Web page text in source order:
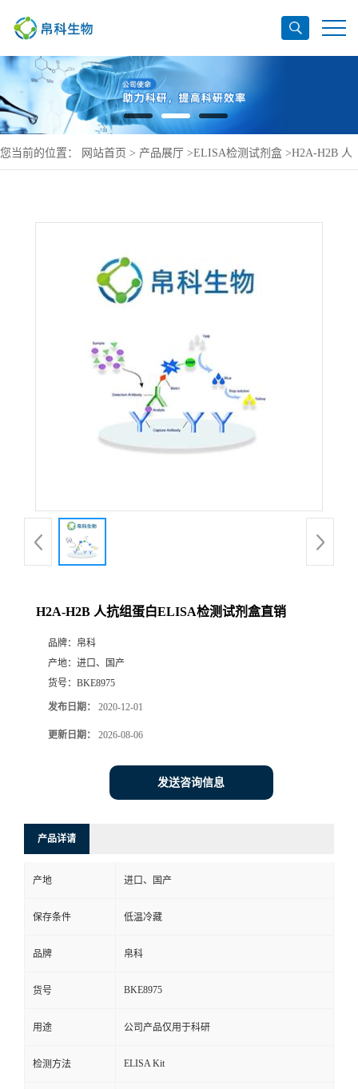
您当前的位置： 网站首页 > 产品展厅 >ELISA检测试剂盒 >H2A-H2B 人
H2A-H2B 人抗组蛋白ELISA检测试剂盒直销
品牌： 帛科
产地： 进口、国产
货号： BKE8975
发布日期： 2020-12-01
更新日期： 2026-08-06
发送咨询信息
产品详请
产地 进口、国产
保存条件 低温冷藏
品牌 帛科
货号 BKE8975
用途 公司产品仅用于科研
检测方法 ELISA Kit